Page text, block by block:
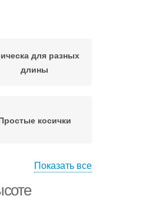
для разных
длины
косички
для
прически
Показать все